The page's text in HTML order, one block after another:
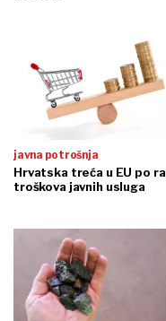
javna potrošnja
Hrvatska treća u EU po
troškova javnih usluga